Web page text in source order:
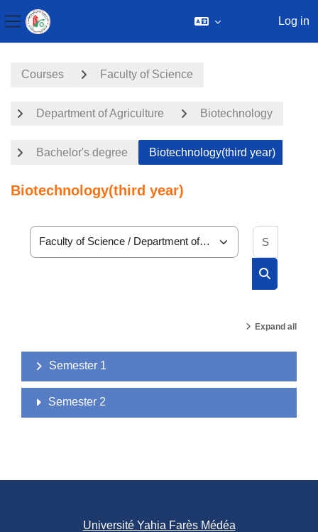
Side panel
Log in
Courses Faculty of Science
Department of Agriculture Biotechnology
Bachelor's degree Biotechnology(third year)
Biotechnology(third year)
Course categories
Expand all
Semester 1
Semester 2
Université Yahia Farès Médéa